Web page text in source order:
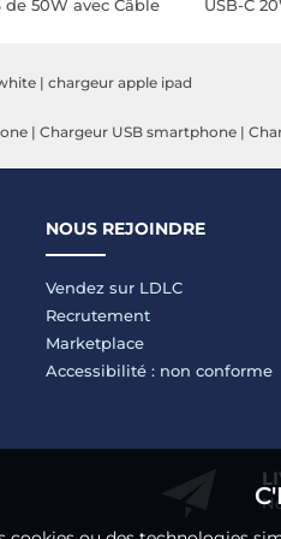
de 50W avec Câble
USB-C
| chargeur apple ipad
| Chargeur USB smartphone |
NOUS REJOINDRE
Vendez sur LDLC
Recrutement
Marketplace
Accessibilité : non conforme